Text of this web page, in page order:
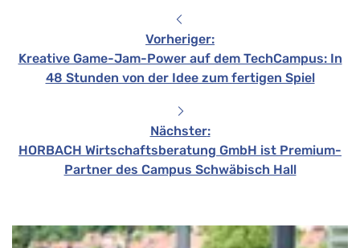
Vorheriger:
Kreative Game-Jam-Power auf dem TechCampus: In
48 Stunden von der Idee zum fertigen Spiel
Nächster:
HORBACH Wirtschaftsberatung GmbH ist Premium-
Partner des Campus Schwäbisch Hall